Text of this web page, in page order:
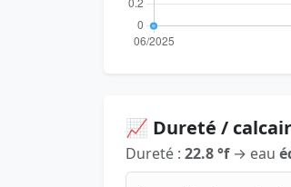
📈 Dureté /
Dureté : 22.8 °f→ eau